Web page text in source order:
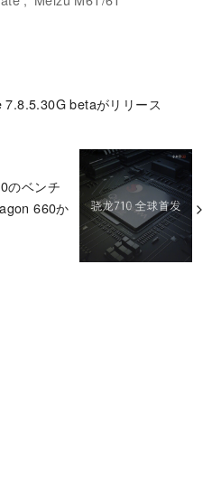
7.8.5.30G betaがリリース
のベンチ
660か